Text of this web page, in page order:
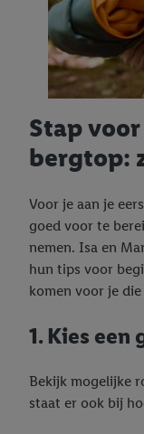
Stap
bergtop:
Voor je aan je
goed voor te
nemen. Isa en
hun tips voor
komen voor je
1. Kies
Bekijk mogelijke
staat er ook bij